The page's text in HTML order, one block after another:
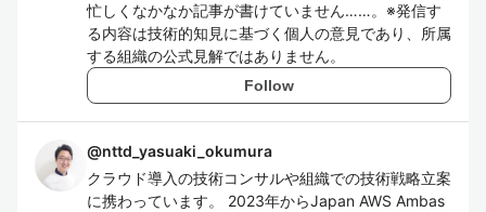
忙しくなかなか記事が書けていません……。※発信す
る内容は技術的知見に基づく個人の意見であり、所属
する組織の公式見解ではありません。
Follow
@nttd_yasuaki_okumura
クラウド導入の技術コンサルや組織での技術戦略立案
に携わっています。 2023年からJapan AWS Ambas